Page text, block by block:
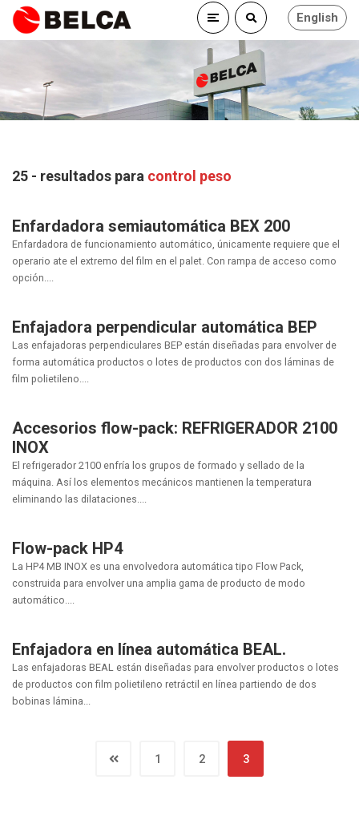
English
25 - resultados para control peso
Enfardadora semiautomática BEX 200
Enfardadora de funcionamiento automático, únicamente requiere que el
operario ate el extremo del film en el palet. Con rampa de acceso como
opción....
Enfajadora perpendicular automática BEP
Las enfajadoras perpendiculares BEP están diseñadas para envolver de
forma automática productos o lotes de productos con dos láminas de
film polietileno....
Accesorios flow-pack: REFRIGERADOR 2100
INOX
El refrigerador 2100 enfría los grupos de formado y sellado de la
máquina. Así los elementos mecánicos mantienen la temperatura
eliminando las dilataciones....
Flow-pack HP4
La HP4 MB INOX es una envolvedora automática tipo Flow Pack,
construida para envolver una amplia gama de producto de modo
automático....
Enfajadora en línea automática BEAL.
Las enfajadoras BEAL están diseñadas para envolver productos o lotes
de productos con film polietileno retráctil en línea partiendo de dos
bobinas lámina...
1 2 3